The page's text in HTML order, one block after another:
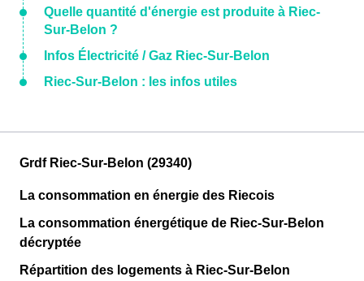
Quelle quantité d'énergie est produite à Riec-
Sur-Belon ?
Infos Électricité / Gaz Riec-Sur-Belon
Riec-Sur-Belon : les infos utiles
Grdf Riec-Sur-Belon (29340)
La consommation en énergie des Riecois
La consommation énergétique de Riec-Sur-Belon
décryptée
Répartition des logements à Riec-Sur-Belon